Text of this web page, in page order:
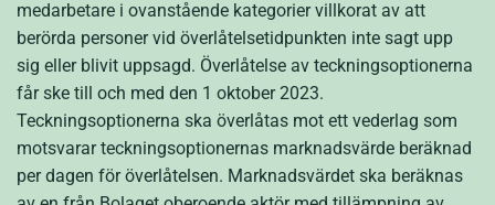
medarbetare i ovanstående kategorier villkorat av att
berörda personer vid överlåtelsetidpunkten inte sagt upp
sig eller blivit uppsagd. Överlåtelse av teckningsoptionerna
får ske till och med den 1 oktober 2023.
Teckningsoptionerna ska överlåtas mot ett vederlag som
motsvarar teckningsoptionernas marknadsvärde beräknad
per dagen för överlåtelsen. Marknadsvärdet ska beräknas